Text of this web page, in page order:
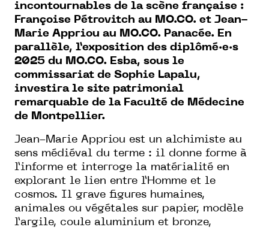
incontournables de la scène française :
Françoise Pétrovitch au MO.CO. et Jean-
Marie Appriou au MO.CO. Panacée. En
parallèle, l’exposition des diplômé·e·s
2025 du MO.CO. Esba, sous le
commissariat de Sophie Lapalu,
investira le site patrimonial
remarquable de la Faculté de Médecine
de Montpellier.
Jean-Marie Appriou est un alchimiste au
sens médiéval du terme : il donne forme à
l’informe et interroge la matérialité en
explorant le lien entre l’Homme et le
cosmos. Il grave figures humaines,
animales ou végétales sur papier, modèle
l’argile, coule aluminium et bronze,